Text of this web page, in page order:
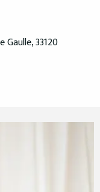
Gaulle, 33120